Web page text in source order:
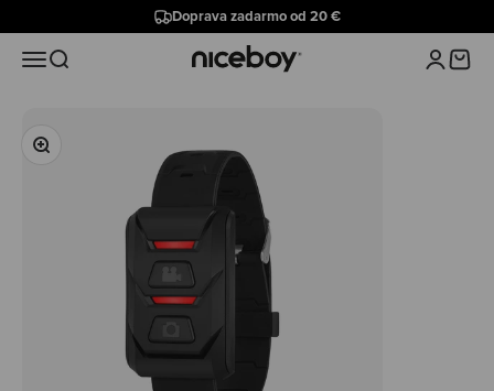
Doprava zadarmo od 20 €
MenuHľadať Niceboy Prihlásiť
Košík
Priblížiť